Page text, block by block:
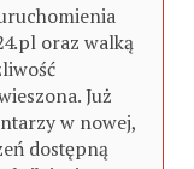
oraz walką
Już
w nowej,
dostępną